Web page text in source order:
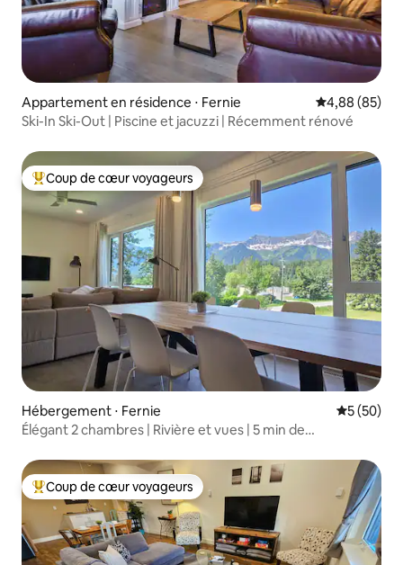
Appartement en résidence ⋅ Fernie Évaluation
4,88 (85)
Ski-In Ski-Out | Piscine et jacuzzi | Récemment rénové
Coups de cœur voyageurs les plus appréciés
Coup de cœur voyageurs
Hébergement ⋅ Fernie
5 (50)
Élégant 2 chambres | Rivière et vues | 5 min de
Coups de cœur voyageurs les plus appréciés
Coup de cœur voyageurs